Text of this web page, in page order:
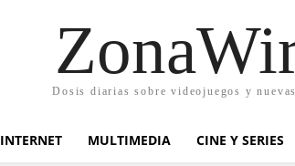
Dosis diarias sobre videojuegos y
INTERNET MULTIMEDIA CINE Y SERIES